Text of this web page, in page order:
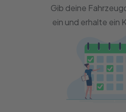
Gib deine
ein und erhalte ein